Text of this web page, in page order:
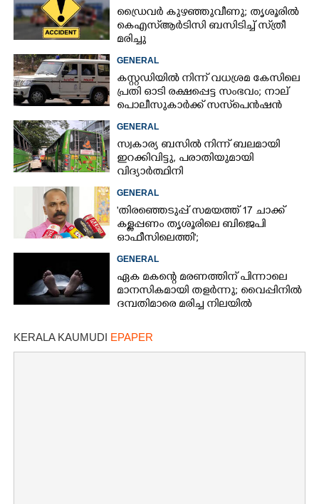
ഡ്രൈവർ കുഴഞ്ഞുവീണു; തൃശൂരിൽ
കെഎസ്‌ആർടിസി ബസിടിച്ച് സ്‌ത്രീ
മരിച്ചു
GENERAL
കസ്റ്റഡിയിൽ നിന്ന് വധശ്രമ കേസിലെ
പ്രതി ഓടി രക്ഷപ്പെട്ട സംഭവം; നാല്
പൊലീസുകാർക്ക് സസ്‌പെൻഷൻ
GENERAL
സ്വകാര്യ ബസിൽ നിന്ന് ബലമായി
ഇറക്കിവിട്ടു, പരാതിയുമായി
വിദ്യാർത്ഥിനി
GENERAL
'തിരഞ്ഞെടുപ്പ് സമയത്ത് 17 ചാക്ക്
കള്ളപ്പണം തൃശൂരിലെ ബിജെപി
ഓഫീസിലെത്തി';
സെക്രട്ടറി
GENERAL
ഏക മകന്റെ മരണത്തിന് പിന്നാലെ
മാനസികമായി തളർന്നു; വൈപ്പിനിൽ
ദമ്പതിമാരെ മരിച്ച നിലയിൽ
KERALA KAUMUDI EPAPER